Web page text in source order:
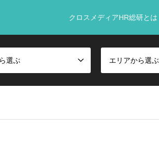
クロスメディアHR総研とは
選ぶ エリアから選ぶ